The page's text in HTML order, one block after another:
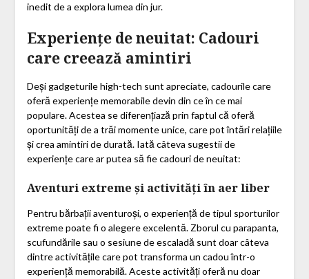
inedit de a explora lumea din jur.
Experiențe de neuitat: Cadouri
care creează amintiri
Deși gadgeturile high-tech sunt apreciate, cadourile care
oferă experiențe memorabile devin din ce în ce mai
populare. Acestea se diferențiază prin faptul că oferă
oportunități de a trăi momente unice, care pot întări relațiile
și crea amintiri de durată. Iată câteva sugestii de
experiențe care ar putea să fie cadouri de neuitat:
Aventuri extreme și activități în aer liber
Pentru bărbații aventuroși, o experiență de tipul sporturilor
extreme poate fi o alegere excelentă. Zborul cu parapanta,
scufundările sau o sesiune de escaladă sunt doar câteva
dintre activitățile care pot transforma un cadou într-o
experiență memorabilă. Aceste activități oferă nu doar